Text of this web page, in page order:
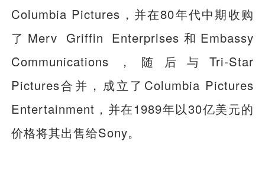
Columbia Pictures，并在80年代中期收购
了Merv Griffin Enterprises和Embassy
Communications，随后与Tri-Star
Pictures合并，成立了Columbia Pictures
Entertainment，并在1989年以30亿美元的
价格将其出售给Sony。